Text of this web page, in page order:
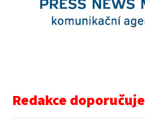
Redakce doporučuje